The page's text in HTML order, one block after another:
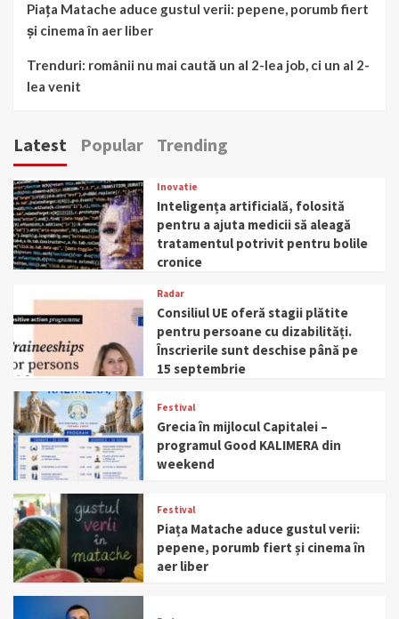
Piața Matache aduce gustul verii: pepene, porumb fiert
și cinema în aer liber
Trenduri: românii nu mai caută un al 2-lea job, ci un al 2-
lea venit
Latest Popular Trending
Inovatie
Inteligența artificială, folosită
pentru a ajuta medicii să aleagă
tratamentul potrivit pentru bolile
cronice
Radar
Consiliul UE oferă stagii plătite
pentru persoane cu dizabilități.
Înscrierile sunt deschise până pe
15 septembrie
Festival
Grecia în mijlocul Capitalei –
programul Good KALIMERA din
weekend
Festival
Piața Matache aduce gustul verii:
pepene, porumb fiert și cinema în
aer liber